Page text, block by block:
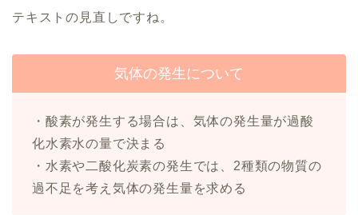
テキストの見直しですね。
気体の発生について
・酸素が発生する場合は、気体の発生量が過酸
化水素水の量で決まる
・水素や二酸化炭素の発生では、2種類の物質の
過不足を考え気体の発生量を求める